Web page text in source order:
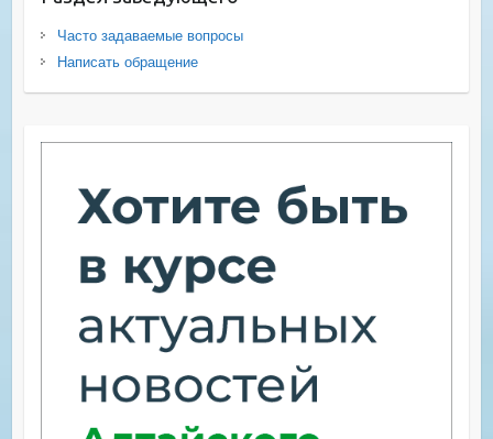
Часто задаваемые вопросы
Написать обращение